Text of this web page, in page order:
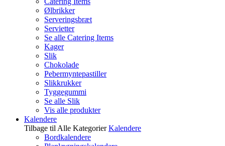
Ølbrikker
Serveringsbræt
Servietter
Se alle Catering Items
Kager
Slik
Chokolade
Pebermyntepastiller
Slikkrukker
Tyggegummi
Se alle Slik
Vis alle produkter
Kalendere
Tilbage til Alle Kategorier Kalendere
Bordkalendere